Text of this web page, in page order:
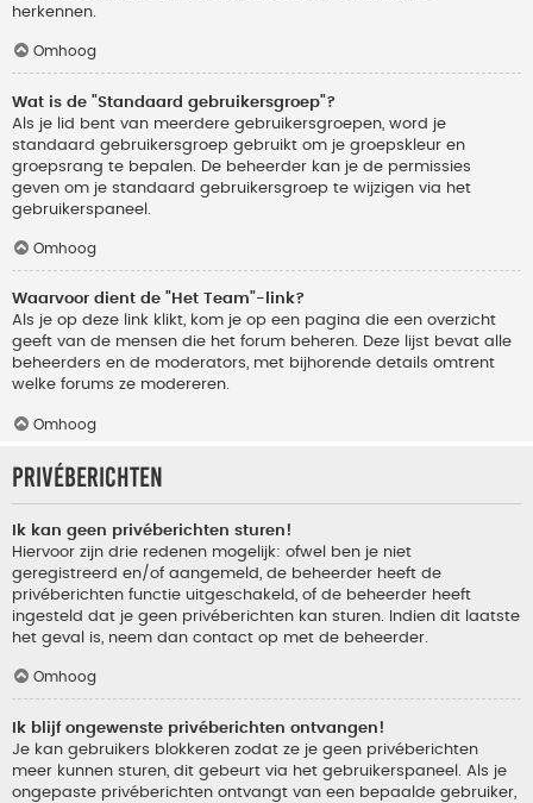
herkennen.
Omhoog
Wat is de "Standaard gebruikersgroep"?
Als je lid bent van meerdere gebruikersgroepen, word je
standaard gebruikersgroep gebruikt om je groepskleur en
groepsrang te bepalen. De beheerder kan je de permissies
geven om je standaard gebruikersgroep te wijzigen via het
gebruikerspaneel.
Omhoog
Waarvoor dient de "Het Team"-link?
Als je op deze link klikt, kom je op een pagina die een overzicht
geeft van de mensen die het forum beheren. Deze lijst bevat alle
beheerders en de moderators, met bijhorende details omtrent
welke forums ze modereren.
Omhoog
Privéberichten
Ik kan geen privéberichten sturen!
Hiervoor zijn drie redenen mogelijk: ofwel ben je niet
geregistreerd en/of aangemeld, de beheerder heeft de
privéberichten functie uitgeschakeld, of de beheerder heeft
ingesteld dat je geen privéberichten kan sturen. Indien dit laatste
het geval is, neem dan contact op met de beheerder.
Omhoog
Ik blijf ongewenste privéberichten ontvangen!
Je kan gebruikers blokkeren zodat ze je geen privéberichten
meer kunnen sturen, dit gebeurt via het gebruikerspaneel. Als je
ongepaste privéberichten ontvangt van een bepaalde gebruiker,